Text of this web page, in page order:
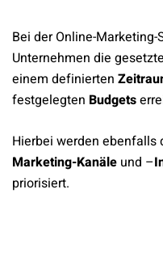
Bei der Online-
Unternehmen die
einem definierten
festgelegten Budgets
Hierbei werden ebenfalls
Marketing-Kanäle und –
priorisiert.